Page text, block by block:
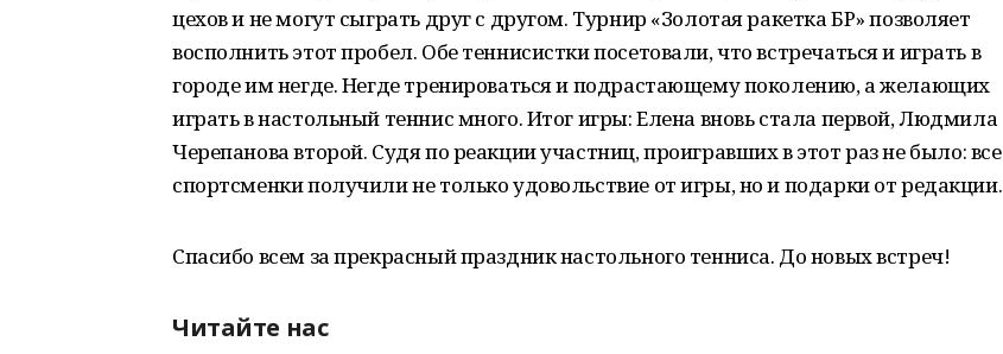
цехов и не могут сыграть друг с другом. Турнир «Золотая ракетка БР» позволяет
восполнить этот пробел. Обе теннисистки посетовали, что встречаться и играть в
городе им негде. Негде тренироваться и подрастающему поколению, а желающих
играть в настольный теннис много. Итог игры: Елена вновь стала первой, Людмила
Черепанова второй. Судя по реакции участниц, проигравших в этот раз не было: все
спортсменки получили не только удовольствие от игры, но и подарки от редакции.
Спасибо всем за прекрасный праздник настольного тенниса. До новых встреч!
Читайте нас